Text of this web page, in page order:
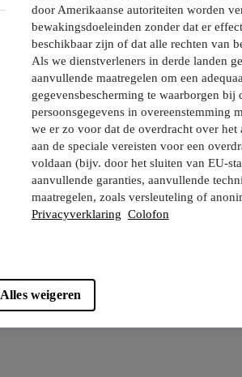
door Amerikaanse autoriteiten worden
bewakingsdoeleinden zonder dat er
beschikbaar zijn of dat alle rechten van
Als we dienstverleners in derde landen
aanvullende maatregelen om een
gegevensbescherming te waarborgen bij
persoonsgegevens in overeenstemming
we er zo voor dat de overdracht over het
aan de speciale vereisten voor een
voldaan (bijv. door het sluiten van EU-
aanvullende garanties, aanvullende
maatregelen, zoals versleuteling of
Privacyverklaring Colofon
Alles weigeren